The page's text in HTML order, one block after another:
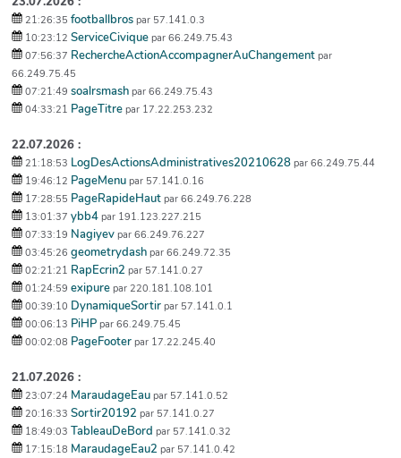
21:26:35 footballbros par 57.141.0.3
10:23:12 ServiceCivique par 66.249.75.43
07:56:37 RechercheActionAccompagnerAuChangement par
66.249.75.45
07:21:49 soalrsmash par 66.249.75.43
04:33:21 PageTitre par 17.22.253.232
22.07.2026 :
21:18:53 LogDesActionsAdministratives20210628 par 66.249.75.44
19:46:12 PageMenu par 57.141.0.16
17:28:55 PageRapideHaut par 66.249.76.228
13:01:37 ybb4 par 191.123.227.215
07:33:19 Nagiyev par 66.249.76.227
03:45:26 geometrydash par 66.249.72.35
02:21:21 RapEcrin2 par 57.141.0.27
01:24:59 exipure par 220.181.108.101
00:39:10 DynamiqueSortir par 57.141.0.1
00:06:13 PiHP par 66.249.75.45
00:02:08 PageFooter par 17.22.245.40
21.07.2026 :
23:07:24 MaraudageEau par 57.141.0.52
20:16:33 Sortir20192 par 57.141.0.27
18:49:03 TableauDeBord par 57.141.0.32
17:15:18 MaraudageEau2 par 57.141.0.42